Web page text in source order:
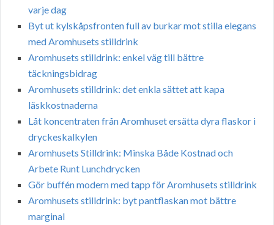
varje dag
Byt ut kylskåpsfronten full av burkar mot stilla elegans
med Aromhusets stilldrink
Aromhusets stilldrink: enkel väg till bättre
täckningsbidrag
Aromhusets stilldrink: det enkla sättet att kapa
läskkostnaderna
Låt koncentraten från Aromhuset ersätta dyra flaskor i
dryckeskalkylen
Aromhusets Stilldrink: Minska Både Kostnad och
Arbete Runt Lunchdrycken
Gör buffén modern med tapp för Aromhusets stilldrink
Aromhusets stilldrink: byt pantflaskan mot bättre
marginal